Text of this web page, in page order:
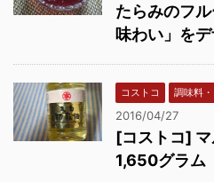
たらみのフ
味わい」を
コストコ 調味料
2016/04/27
[コストコ]
1,650グラム